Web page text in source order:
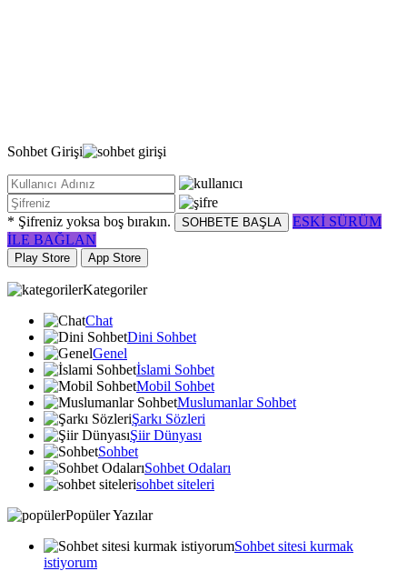
Sohbet Girişi
* Şifreniz yoksa boş bırakın. SOHBETE BAŞLA
ESKİ SÜRÜM
İLE BAĞLAN
Play Store App Store
Kategoriler
Chat
Dini Sohbet
Genel
İslami Sohbet
Mobil Sohbet
Muslumanlar Sohbet
Şarkı Sözleri
Şiir Dünyası
Sohbet
Sohbet Odaları
sohbet siteleri
Popüler Yazılar
Sohbet sitesi kurmak
istiyorum